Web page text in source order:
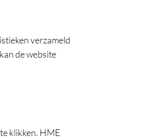
verzameld
de website
klikken. HME